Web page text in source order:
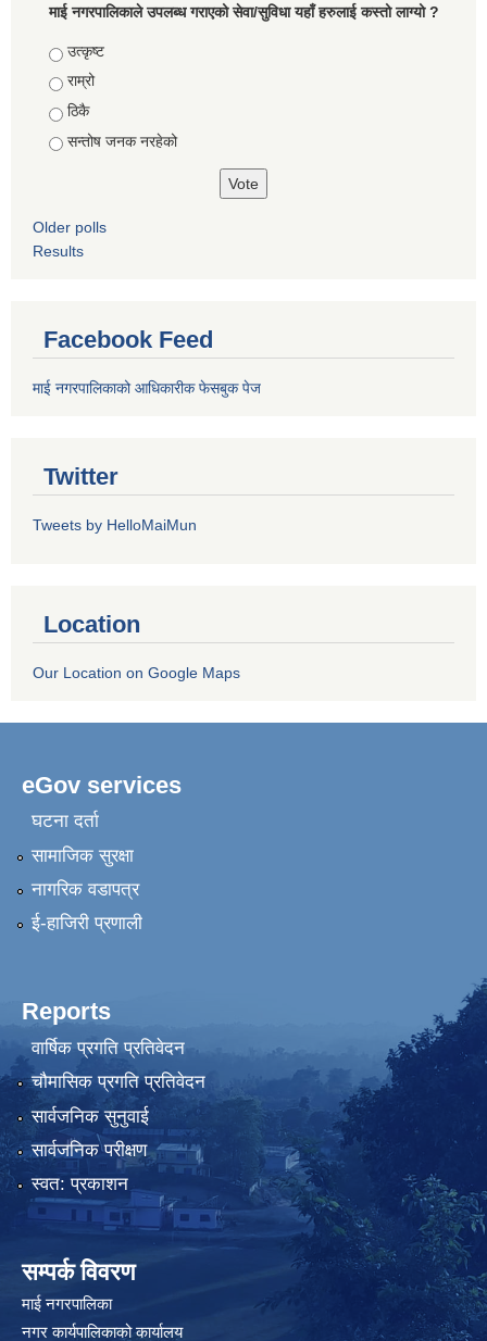
माई नगरपालिकाले उपलब्ध गराएको सेवा/सुविधा यहाँ हरुलाई कस्तो लाग्यो ?
Choices
उत्कृष्ट
राम्रो
ठिकै
सन्तोष जनक नरहेको
Older polls
Results
Facebook Feed
माई नगरपालिकाको आधिकारीक फेसबुक पेज
Twitter
Tweets by HelloMaiMun
Location
Our Location on Google Maps
eGov services
घटना दर्ता
सामाजिक सुरक्षा
नागरिक वडापत्र
ई-हाजिरी प्रणाली
Reports
वार्षिक प्रगति प्रतिवेदन
चौमासिक प्रगति प्रतिवेदन
सार्वजनिक सुनुवाई
सार्वजनिक परीक्षण
स्वत: प्रकाशन
सम्पर्क विवरण
माई नगरपालिका
नगर कार्यपालिकाको कार्यालय